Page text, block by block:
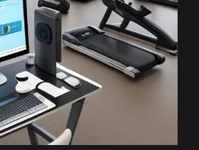
Школы единоборств
Студии растяжки
Для тренеров
Для клиентов
Спортивные
школы